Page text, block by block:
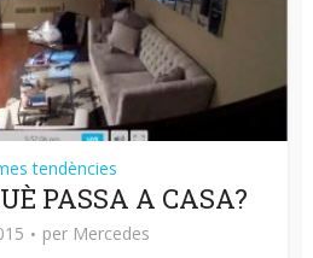
tendències
PASSA A CASA?
per Mercedes